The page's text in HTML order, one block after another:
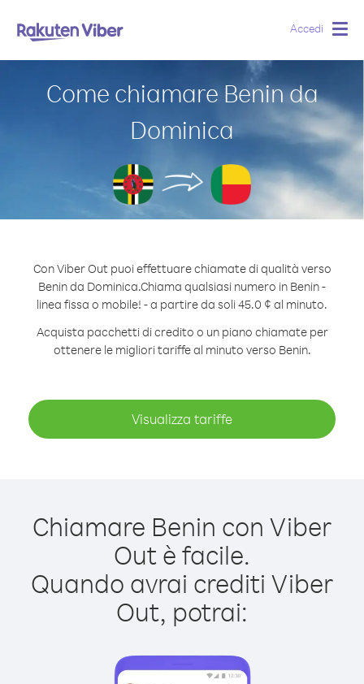
Accedi
Come chiamare Benin da
Dominica
Con Viber Out puoi effettuare chiamate di qualità verso
Benin da Dominica.Chiama qualsiasi numero in Benin -
linea fissa o mobile! - a partire da soli 45.0 ¢ al minuto.
Acquista pacchetti di credito o un piano chiamate per
ottenere le migliori tariffe al minuto verso Benin.
Visualizza tariffe
Chiamare Benin con Viber
Out è facile.
Quando avrai crediti Viber
Out, potrai: